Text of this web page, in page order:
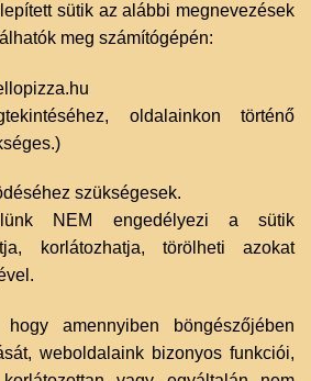
sütik az alábbi megnevezések
meg számítógépén:
oldalainkon történő
szükségesek.
NEM engedélyezi a sütik
korlátozhatja, törölheti azokat
amennyiben böngészőjében
weboldalaink bizonyos funkciói,